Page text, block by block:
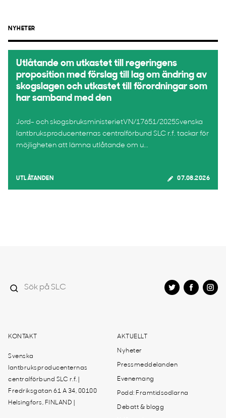
NYHETER
Utlåtande om utkastet till regeringens
proposition med förslag till lag om ändring av
skogslagen och utkastet till förordningar som
har samband med den
Jord- och skogsbruksministerietVN/17651/2025Svenska
lantbruksproducenternas centralförbund SLC r.f. tackar för
möjligheten att lämna utlåtande om u...
UTLÅTANDEN 07.08.2026
KONTAKT
Svenska
lantbruksproducenternas
centralförbund SLC r.f. |
Fredriksgatan 61 A 34, 00100
Helsingfors, FINLAND |
AKTUELLT
Nyheter
Pressmeddelanden
Evenemang
Podd: Framtidsodlarna
Debatt & blogg